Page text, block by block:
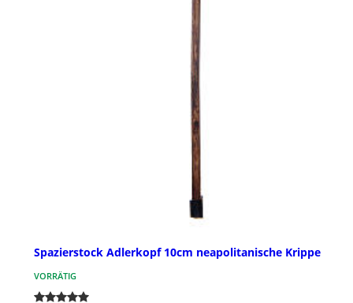
Spazierstock Adlerkopf 10cm neapolitanische Krippe
VORRÄTIG